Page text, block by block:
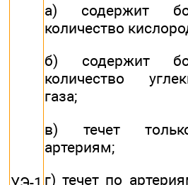
а) содержит
количество
б) содержит
количество
газа;
в) течет
артериям;
г) течет по